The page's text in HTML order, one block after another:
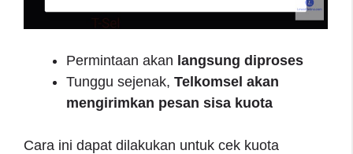
Permintaan akan langsung diproses
Tunggu sejenak, Telkomsel akan
mengirimkan pesan sisa kuota
Cara ini dapat dilakukan untuk cek kuota